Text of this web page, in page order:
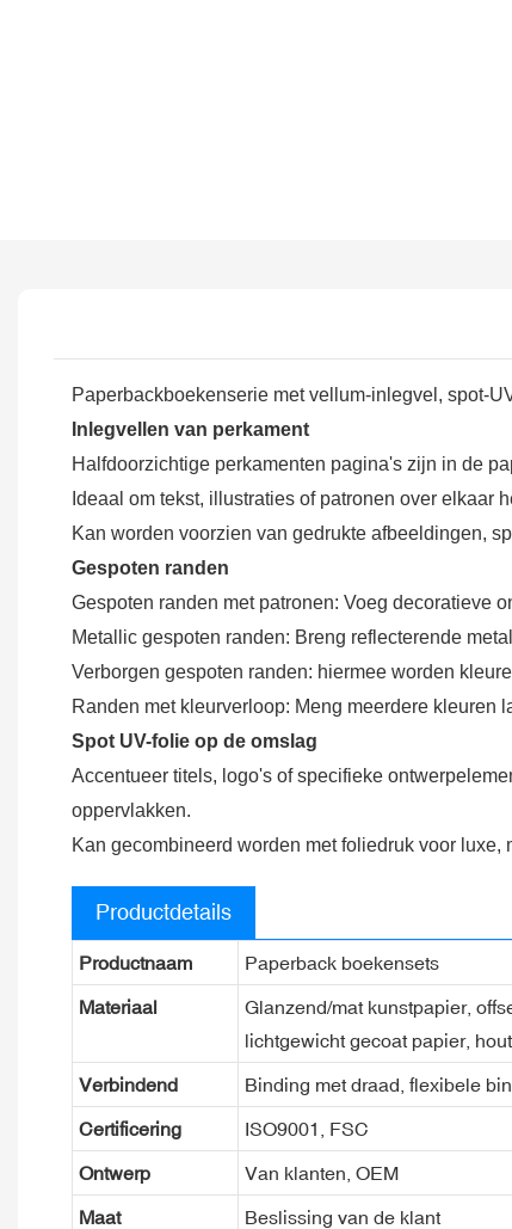
Paperbackboekenserie met vellum-inlegvel, spot-
Inlegvellen van perkament
Halfdoorzichtige perkamenten pagina's zijn in de
Ideaal om tekst, illustraties of patronen over elkaar
Kan worden voorzien van gedrukte afbeeldingen,
Gespoten randen
Gespoten randen met patronen: Voeg decoratieve
Metallic gespoten randen: Breng reflecterende
Verborgen gespoten randen: hiermee worden
Randen met kleurverloop: Meng meerdere kleuren
Spot UV-folie op de omslag
Accentueer titels, logo's of specifieke
oppervlakken.
Kan gecombineerd worden met foliedruk voor luxe,
Productdetails
Productnaam Paperback boekensets
Materiaal
Glanzend/mat kunstpapier,
lichtgewicht gecoat papier,
Verbindend Binding met draad, flexibele
Certificering ISO9001, FSC
Ontwerp Van klanten, OEM
Maat Beslissing van de klant